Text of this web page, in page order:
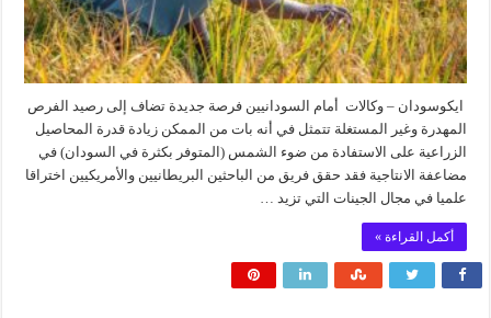
ايكوسودان – وكالات أمام السودانيين فرصة جديدة تضاف إلى رصيد الفرص
المهدرة وغير المستغلة تتمثل في أنه بات من الممكن زيادة قدرة المحاصيل
الزراعية على الاستفادة من ضوء الشمس (المتوفر بكثرة في السودان) في
مضاعفة الانتاجية فقد حقق فريق من الباحثين البريطانيين والأمريكيين اختراقا
علميا في مجال الجينات التي تزيد …
أكمل القراءة »